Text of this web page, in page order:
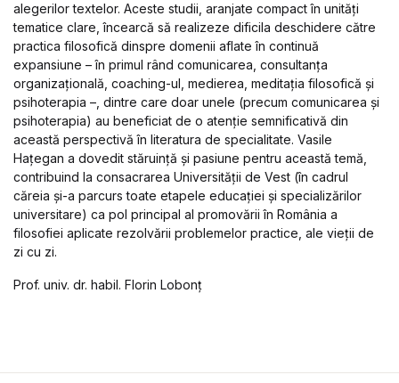
alegerilor textelor. Aceste studii, aranjate compact în unități
tematice clare, încearcă să realizeze dificila deschidere către
practica filosofică dinspre domenii aflate în continuă
expansiune – în primul rând comunicarea, consultanța
organizațională, coaching-ul, medierea, meditația filosofică și
psihoterapia –, dintre care doar unele (precum comunicarea și
psihoterapia) au beneficiat de o atenție semnificativă din
această perspectivă în literatura de specialitate. Vasile
Hațegan a dovedit stăruință și pasiune pentru această temă,
contribuind la consacrarea Universității de Vest (în cadrul
căreia și-a parcurs toate etapele educației și specializărilor
universitare) ca pol principal al promovării în România a
filosofiei aplicate rezolvării problemelor practice, ale vieții de
zi cu zi.
Prof. univ. dr. habil. Florin Lobonț